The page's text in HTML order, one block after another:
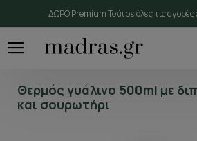
ΔΩΡΟ Premium Τσάι σε όλες τις
Θερμός γυάλινο 500ml με
και σουρωτήρι